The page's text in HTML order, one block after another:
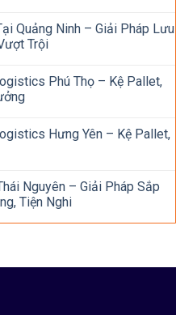
Quảng Ninh – Giải Pháp Lưu
Trội
Phú Thọ – Kệ Pallet,
Hưng Yên – Kệ Pallet,
Nguyên – Giải Pháp Sắp
Tiện Nghi